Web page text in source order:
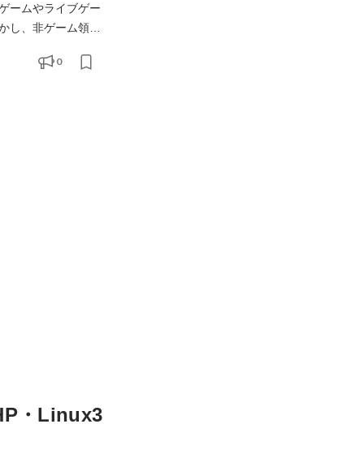
ームやライブゲー
し、非ゲーム領域
、そのエンジニア組織作りの中
0
・Linux3